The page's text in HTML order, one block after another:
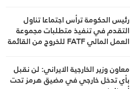
رئيس الحكومة ترأس اجتماعا تناول
التقدم في تنفيذ متطلبات مجموعة
العمل المالي FATF للخروج من القائمة
معاون وزير الخارجية الايراني: لن نقبل
بأي تدخل خارجي في مضيق هرمز تحت